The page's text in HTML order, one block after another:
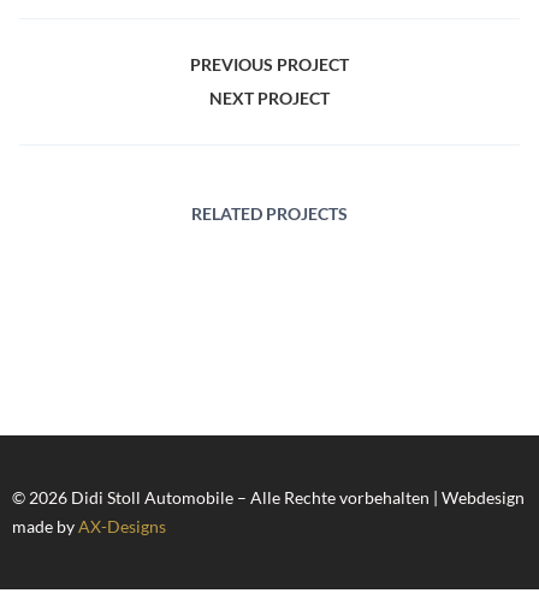
PREVIOUS PROJECT
NEXT PROJECT
RELATED PROJECTS
© 2026 Didi Stoll Automobile – Alle Rechte vorbehalten | Webdesign
made byAX-Designs